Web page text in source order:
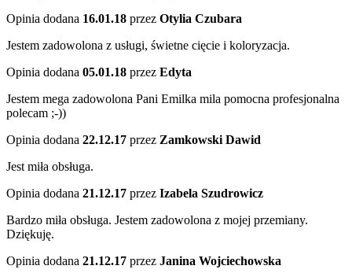
Opinia dodana 16.01.18 przez Otylia Czubara
Jestem zadowolona z usługi, świetne cięcie i koloryzacja.
Opinia dodana 05.01.18 przez Edyta
Jestem mega zadowolona Pani Emilka mila pomocna profesjonalna
polecam ;-))
Opinia dodana 22.12.17 przez Zamkowski Dawid
Jest miła obsługa.
Opinia dodana 21.12.17 przez Izabela Szudrowicz
Bardzo miła obsługa. Jestem zadowolona z mojej przemiany.
Dziękuję.
Opinia dodana 21.12.17 przez Janina Wojciechowska